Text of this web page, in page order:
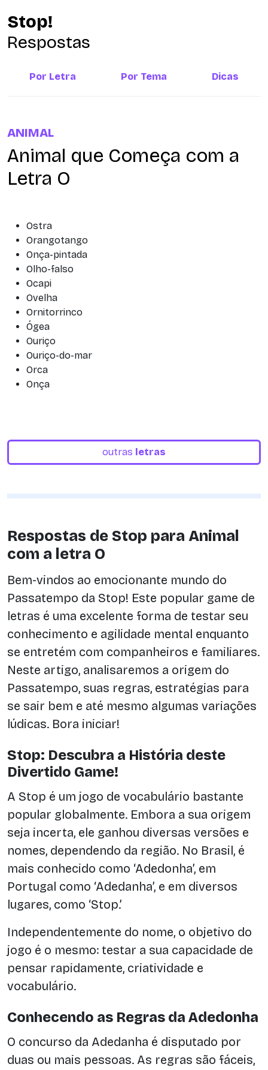
Stop!
Respostas
Por Letra Por Tema Dicas
ANIMAL
Animal que Começa com a
Letra O
Ostra
Orangotango
Onça-pintada
Olho-falso
Ocapi
Ovelha
Ornitorrinco
Ógea
Ouriço
Ouriço-do-mar
Orca
Onça
outras letras
Respostas de Stop para Animal
com a letra O
Bem-vindos ao emocionante mundo do
Passatempo da Stop! Este popular game de
letras é uma excelente forma de testar seu
conhecimento e agilidade mental enquanto
se entretém com companheiros e familiares.
Neste artigo, analisaremos a origem do
Passatempo, suas regras, estratégias para
se sair bem e até mesmo algumas variações
lúdicas. Bora iniciar!
Stop: Descubra a História deste
Divertido Game!
A Stop é um jogo de vocabulário bastante
popular globalmente. Embora a sua origem
seja incerta, ele ganhou diversas versões e
nomes, dependendo da região. No Brasil, é
mais conhecido como ‘Adedonha’, em
Portugal como ‘Adedanha’, e em diversos
lugares, como ‘Stop.’
Independentemente do nome, o objetivo do
jogo é o mesmo: testar a sua capacidade de
pensar rapidamente, criatividade e
vocabulário.
Conhecendo as Regras da Adedonha
O concurso da Adedanha é disputado por
duas ou mais pessoas. As regras são fáceis,